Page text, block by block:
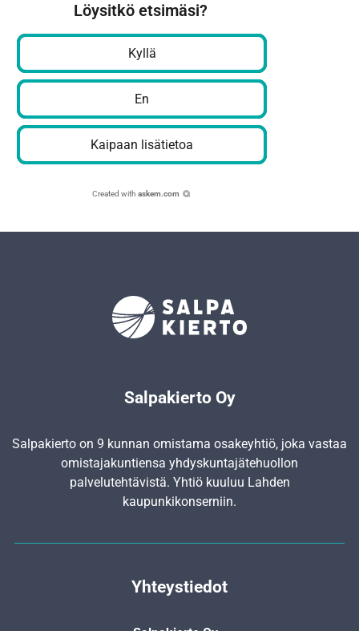
Löysitkö etsimäsi?
Kyllä
En
Kaipaan lisätietoa
Created with askem.com
Salpakierto Oy
Salpakierto on 9 kunnan omistama osakeyhtiö, joka vastaa
omistajakuntiensa yhdyskunta­jätehuollon
palvelutehtävistä. Yhtiö kuuluu Lahden
kaupunkikonserniin.
Yhteystiedot